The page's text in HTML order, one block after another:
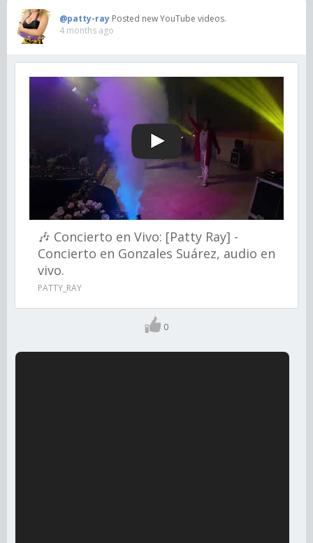
@patty-ray Posted new YouTube videos.
4 months ago
🎶 Concierto en Vivo: [Patty Ray] -
Concierto en Gonzales Suárez, audio en
vivo.
PATTY_RAY
0